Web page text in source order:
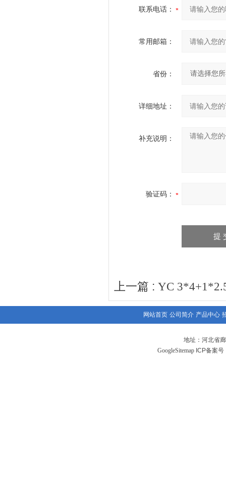
联系电话：
常用邮箱：
省份：
详细地址：
补充说明：
验证码：
上一篇 : YC
网站首页 公司简介 产品中心
地址：河北省
GoogleSitemap ICP备案号